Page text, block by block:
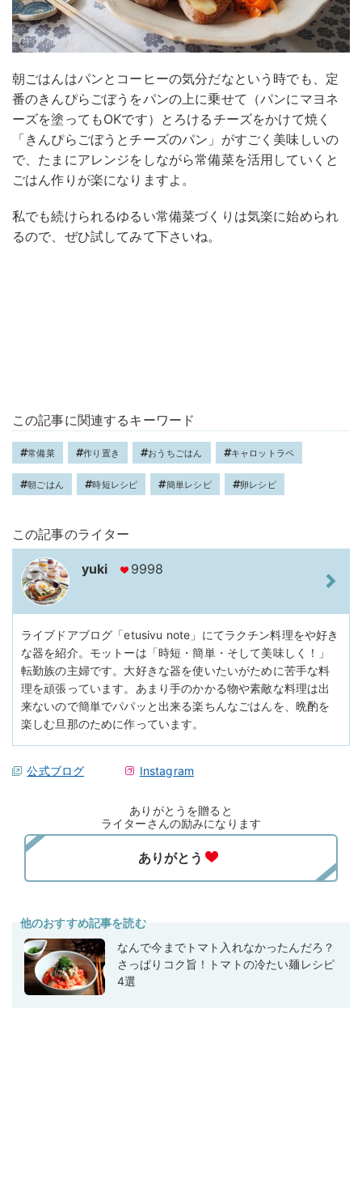
朝ごはんはパンとコーヒーの気分だなという時でも、定
番のきんぴらごぼうをパンの上に乗せて（パンにマヨネ
ーズを塗ってもOKです）とろけるチーズをかけて焼く
「きんぴらごぼうとチーズのパン」がすごく美味しいの
で、たまにアレンジをしながら常備菜を活用していくと
ごはん作りが楽になりますよ。
私でも続けられるゆるい常備菜づくりは気楽に始められ
るので、ぜひ試してみて下さいね。
この記事に関連するキーワード
常備菜 作り置き おうちごはん キャロットラペ
朝ごはん 時短レシピ 簡単レシピ 卵レシピ
この記事のライター
yuki 9998
ライブドアブログ「etusivu note」にてラクチン料理をや好き
な器を紹介。モットーは「時短・簡単・そして美味しく！」
転勤族の主婦です。大好きな器を使いたいがために苦手な料
理を頑張っています。あまり手のかかる物や素敵な料理は出
来ないので簡単でパパッと出来る楽ちんなごはんを、晩酌を
楽しむ旦那のために作っています。
公式ブログ Instagram
ありがとうを贈ると
ライターさんの励みになります
他のおすすめ記事を読む
なんで今までトマト入れなかったんだろ？
さっぱりコク旨！トマトの冷たい麺レシピ
4選